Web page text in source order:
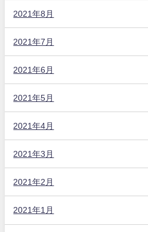
2021年8月
2021年7月
2021年6月
2021年5月
2021年4月
2021年3月
2021年2月
2021年1月